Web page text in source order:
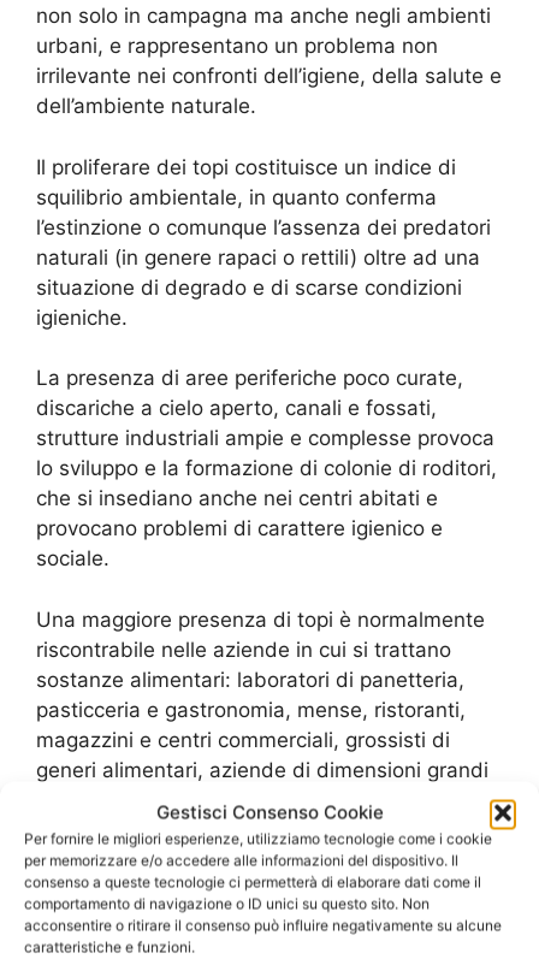
Gestisci Consenso Cookie
Per fornire le migliori esperienze, utilizziamo tecnologie come i cookie
per memorizzare e/o accedere alle informazioni del dispositivo. Il
consenso a queste tecnologie ci permetterà di elaborare dati come il
comportamento di navigazione o ID unici su questo sito. Non
acconsentire o ritirare il consenso può influire negativamente su alcune
caratteristiche e funzioni.
non solo in campagna ma anche negli ambienti
urbani, e rappresentano un problema non
irrilevante nei confronti dell’igiene, della salute e
dell’ambiente naturale.
Il proliferare dei topi costituisce un indice di
squilibrio ambientale, in quanto conferma
l’estinzione o comunque l’assenza dei predatori
naturali (in genere rapaci o rettili) oltre ad una
situazione di degrado e di scarse condizioni
igieniche.
La presenza di aree periferiche poco curate,
discariche a cielo aperto, canali e fossati,
strutture industriali ampie e complesse provoca
lo sviluppo e la formazione di colonie di roditori,
che si insediano anche nei centri abitati e
provocano problemi di carattere igienico e
sociale.
Una maggiore presenza di topi è normalmente
riscontrabile nelle aziende in cui si trattano
sostanze alimentari: laboratori di panetteria,
pasticceria e gastronomia, mense, ristoranti,
magazzini e centri commerciali, grossisti di
generi alimentari, aziende di dimensioni grandi
o piccole che si occupino della lavorazione e
produzione di alimenti.
IlServizio Derattizzazione Eursi rivolge a
privati e aziende con l’intento di fornire un
supporto professionale e affidabile nella